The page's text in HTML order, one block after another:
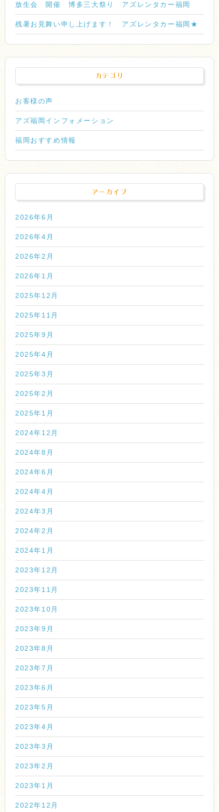
放生会 開催 博多三大祭り アズレンタカー福岡
残暑お見舞い申し上げます！ アズレンタカー福岡★
カテゴリ
お客様の声
アズ福岡インフォメーション
福岡おすすめ情報
アーカイブ
2026年6月
2026年4月
2026年2月
2026年1月
2025年12月
2025年11月
2025年9月
2025年4月
2025年3月
2025年2月
2025年1月
2024年12月
2024年8月
2024年6月
2024年4月
2024年3月
2024年2月
2024年1月
2023年12月
2023年11月
2023年10月
2023年9月
2023年8月
2023年7月
2023年6月
2023年5月
2023年4月
2023年3月
2023年2月
2023年1月
2022年12月